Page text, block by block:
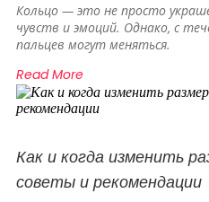
Кольцо — это не просто
чувств и эмоций. Однако, с
пальцев могут меняться.
Read More
Как и когда изменить
советы и рекомендации